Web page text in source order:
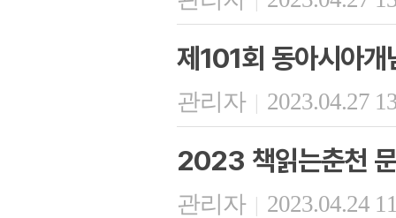
제101회 동아시아개
관리자 | 2023.04.27
2023 책읽는춘천
관리자 | 2023.04.24